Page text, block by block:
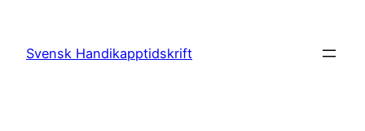
innehåll
Svensk Handikapptidskrift